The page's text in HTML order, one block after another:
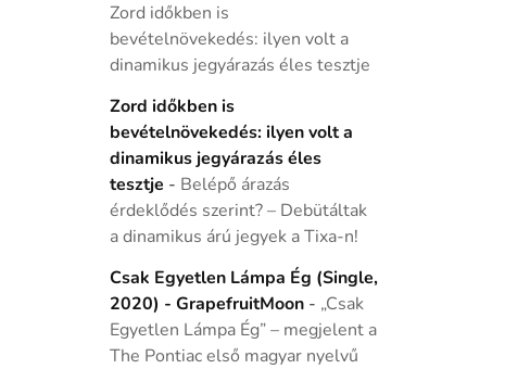
Zord időkben is
bevételnövekedés: ilyen volt a
dinamikus jegyárazás éles tesztje
Zord időkben is
bevételnövekedés: ilyen volt a
dinamikus jegyárazás éles
tesztje - Belépő árazás
érdeklődés szerint? – Debütáltak
a dinamikus árú jegyek a Tixa-n!
Csak Egyetlen Lámpa Ég (Single,
2020) - GrapefruitMoon- „Csak
Egyetlen Lámpa Ég” – megjelent a
The Pontiac első magyar nyelvű